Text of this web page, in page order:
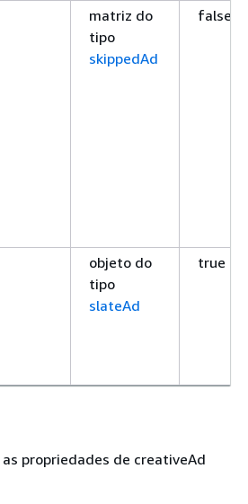
matriz do
tipo
skippedAd
false
objeto do
tipo
slateAd
true
propriedades de creativeAd